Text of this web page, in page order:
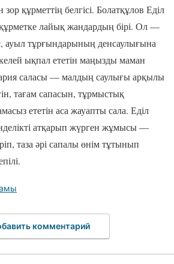
зор құрметтің белгісі. Болатқұлов Еділ
лайық жандардың бірі. Ол —
ауыл тұрғындарының денсаулығына
ықпал ететін маңызды маман
саласы — малдың саулығы арқылы
тағам сапасын, тұрмыстық
ететін аса жауапты сала. Еділ
атқарып жүрген жұмысы —
таза әрі сапалы өнім тұтынып
комментарий